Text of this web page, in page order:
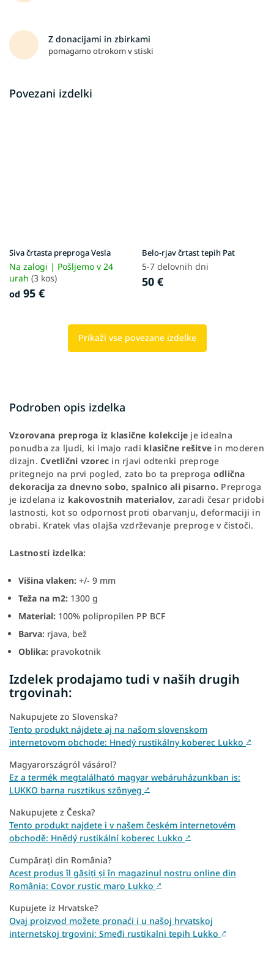
Z donacijami in zbirkami
pomagamo otrokom v stiski
Povezani izdelki
Siva črtasta preproga Vesla
Na zalogi | Pošljemo v 24
urah (3 kos)
od 95 €
Belo-rjav črtast tepih Pat
5-7 delovnih dni
50 €
Prikaži vse povezane izdelke
Podroben opis izdelka
Vzorovana preproga iz klasične kolekcije je idealna
ponudba za ljudi, ki imajo radi klasične rešitve in moderen
dizajn. Cvetlični vzorec in rjavi odtenki preproge
pritegnejo na prvi pogled, zato bo ta preproga odlična
dekoracija za dnevno sobo, spalnico ali pisarno. Preproga
je izdelana iz kakovostnih materialov, zaradi česar pridobi
lastnosti, kot so odpornost proti obarvanju, deformaciji in
obrabi. Kratek vlas olajša vzdrževanje preproge v čistoči.
Lastnosti izdelka:
Višina vlaken: +/- 9 mm
Teža na m2: 1300 g
Material: 100% polipropilen PP BCF
Barva: rjava, bež
Oblika: pravokotnik
Izdelek prodajamo tudi v naših drugih
trgovinah:
Nakupujete zo Slovenska?
Tento produkt nájdete aj na našom slovenskom
internetovom obchode: Hnedý rustikálny koberec Lukko ↗
Magyarországról vásárol?
Ez a termék megtalálható magyar webáruházunkban is:
LUKKO barna rusztikus szőnyeg ↗
Nakupujete z Česka?
Tento produkt najdete i v našem českém internetovém
obchodě: Hnědý rustikální koberec Lukko ↗
Cumpărați din România?
Acest produs îl găsiți și în magazinul nostru online din
România: Covor rustic maro Lukko ↗
Kupujete iz Hrvatske?
Ovaj proizvod možete pronaći i u našoj hrvatskoj
internetskoj trgovini: Smeđi rustikalni tepih Lukko ↗